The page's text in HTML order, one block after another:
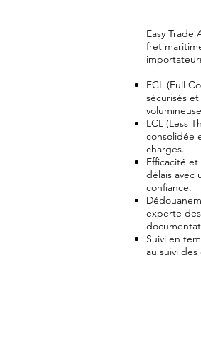
Easy Trade
fret
FCL (Full
sécurisés
LCL (Less
consolidée
charges.
Efficacité et
délais avec
confiance.
experte
Suivi en
au suivi